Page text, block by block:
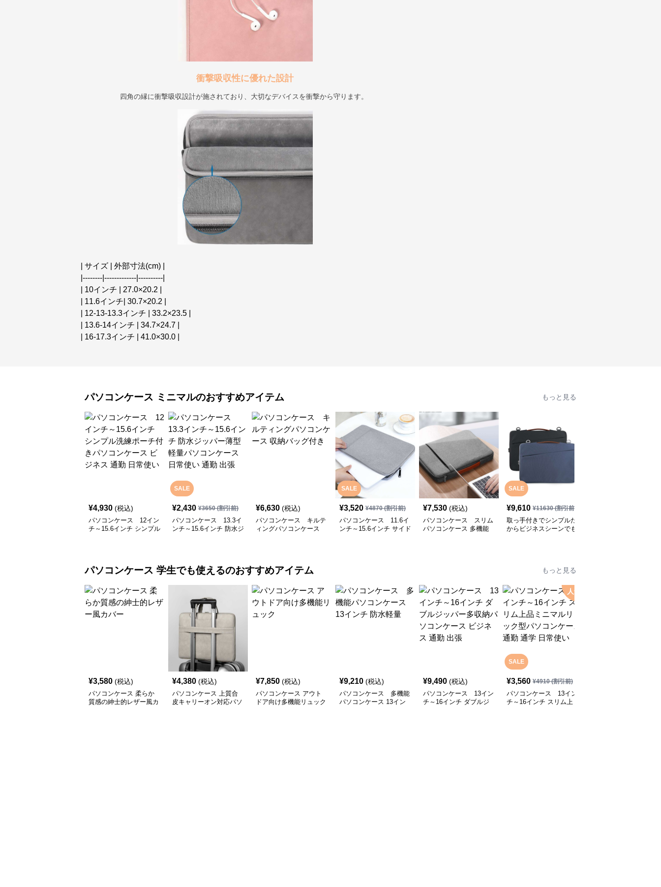
衝撃吸収性に優れた設計
四角の縁に衝撃吸収設計が施されており、大切なデバイスを衝撃から守ります。
| サイズ | 外部寸法(cm) |
|--------|-------------|----------|
| 10インチ | 27.0×20.2 |
| 11.6インチ| 30.7×20.2 |
| 12-13-13.3インチ | 33.2×23.5 |
| 13.6-14インチ | 34.7×24.7 |
| 16-17.3インチ | 41.0×30.0 |
パソコンケース ミニマルのおすすめアイテム もっと見る
¥4,930 (税込)
パソコンケース 12イン
チ～15.6インチ シンプル
SALE
¥2,430 ¥3650(割引前)
パソコンケース 13.3イ
ンチ～15.6インチ 防水ジ
¥6,630 (税込)
パソコンケース キルテ
ィングパソコンケース
SALE
¥3,520 ¥4870(割引前)
パソコンケース 11.6イ
ンチ～15.6インチ サイド
¥7,530 (税込)
パソコンケース スリム
パソコンケース 多機能
SALE
¥9,610 ¥11630(割引前)
取っ手付きでシンプルだ
からビジネスシーンでも
パソコンケース 学生でも使えるのおすすめアイテム もっと見る
¥3,580 (税込)
パソコンケース 柔らか
質感の紳士的レザー風カ
¥4,380 (税込)
パソコンケース 上質合
皮キャリーオン対応パソ
¥7,850 (税込)
パソコンケース アウト
ドア向け多機能リュック
¥9,210 (税込)
パソコンケース 多機能
パソコンケース 13イン
¥9,490 (税込)
パソコンケース 13イン
チ～16インチ ダブルジ
SALE
人気
¥3,560 ¥4910(割引前)
パソコンケース 13イン
チ～16インチ スリム上